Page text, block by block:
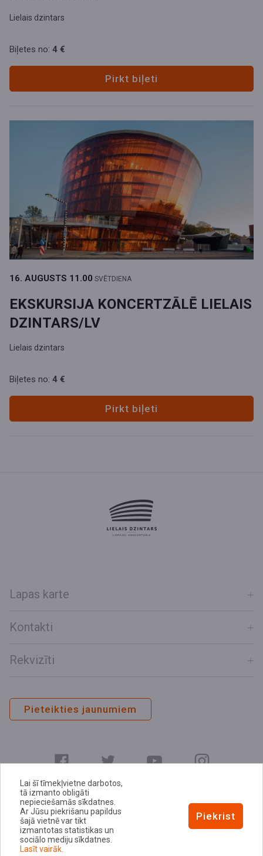
Lielais dzintars
Biļetes no: 4 €
Pirkt biļeti
16. AUGUSTS 11.00 SVĒTDIENA
EKSKURSIJA KONCERTZĀLĒ LIELAIS
DZINTARS/LV
Lielais dzintars
Biļetes no: 4 €
Pirkt biļeti
Lapas karte
Kontakti
Rekvizīti
Pieteikties jaunumiem
E-adrese
Privātuma politika
Sīkdatņu politika
Lai šī tīmekļvietne darbotos,
tā izmanto obligāti
nepieciešamās sīkdatnes.
Ar Jūsu piekrišanu papildus
šajā vietnē var tikt
izmantotas statistikas un
sociālo mediju sīkdatnes.
Lasīt vairāk.
Piekrist